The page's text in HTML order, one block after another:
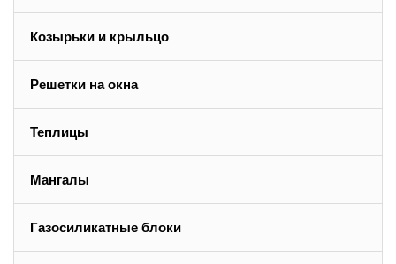
Козырьки и крыльцо
Решетки на окна
Теплицы
Мангалы
Газосиликатные блоки